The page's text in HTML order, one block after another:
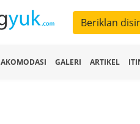
Beriklan
AKOMODASI GALERI ARTIKEL